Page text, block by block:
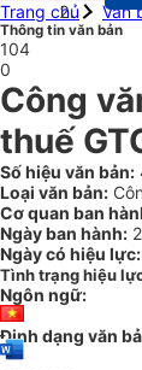
Trang chủ
Văn
Thông tin văn bản
104
0
Công
thuế
Số hiệu văn bản:
Loại văn bản:
Cơ quan ban
Ngày ban hành:
Ngày có hiệu lực:
Tình trạng hiệu
Ngôn ngữ:
Định dạng văn